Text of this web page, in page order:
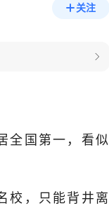
关注
全国第一，看似
校，只能背井离